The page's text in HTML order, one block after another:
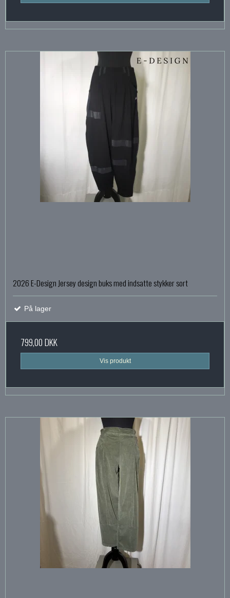
2026 E-Design Jersey design buks med indsatte stykker sort
På lager
799,00 DKK
Vis produkt